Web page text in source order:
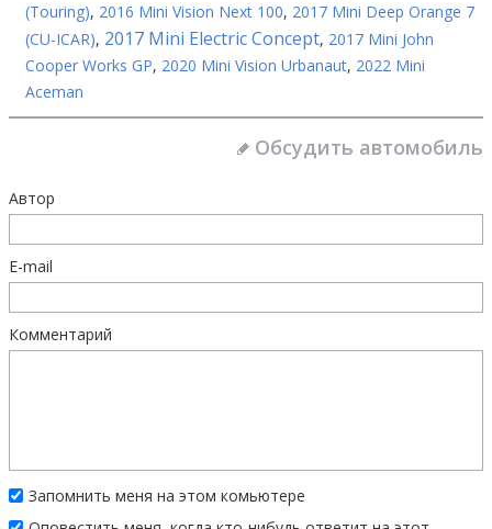
(Touring), 2016 Mini Vision Next 100, 2017 Mini Deep Orange 7
(CU-ICAR), 2017 Mini Electric Concept, 2017 Mini John
Cooper Works GP, 2020 Mini Vision Urbanaut, 2022 Mini
Aceman
Обсудить автомобиль
Автор
E-mail
Комментарий
Запомнить меня на этом комьютере